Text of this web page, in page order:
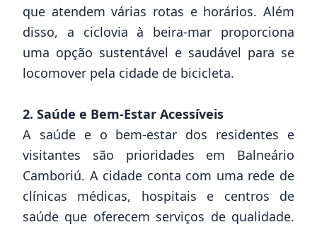
que atendem várias rotas e horários. Além
disso, a ciclovia à beira-mar proporciona
uma opção sustentável e saudável para se
locomover pela cidade de bicicleta.
2. Saúde e Bem-Estar Acessíveis
A saúde e o bem-estar dos residentes e
visitantes são prioridades em Balneário
Camboriú. A cidade conta com uma rede de
clínicas médicas, hospitais e centros de
saúde que oferecem serviços de qualidade.